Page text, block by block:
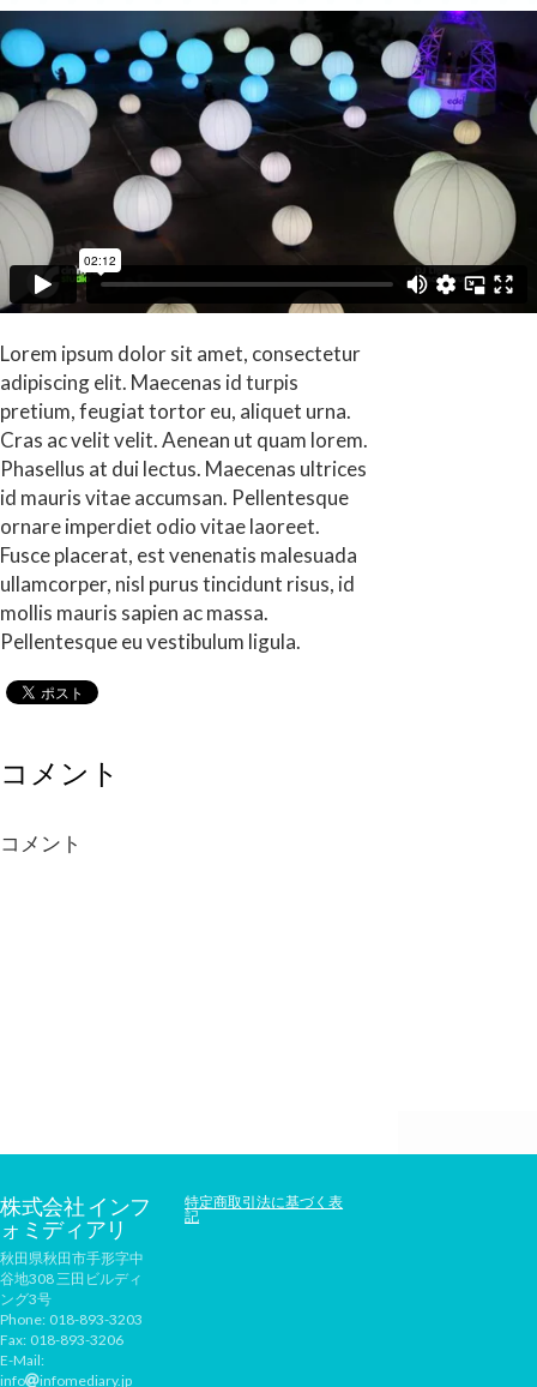
Lorem ipsum dolor sit amet, consectetur
adipiscing elit. Maecenas id turpis
pretium, feugiat tortor eu, aliquet urna.
Cras ac velit velit. Aenean ut quam lorem.
Phasellus at dui lectus. Maecenas ultrices
id mauris vitae accumsan. Pellentesque
ornare imperdiet odio vitae laoreet.
Fusce placerat, est venenatis malesuada
ullamcorper, nisl purus tincidunt risus, id
mollis mauris sapien ac massa.
Pellentesque eu vestibulum ligula.
コメント
コメント
株式会社 インフ
ォミディアリ
秋田県秋田市手形字中
谷地308 三田ビルディ
ング3号
Phone: 018-893-3203
Fax: 018-893-3206
E-Mail:
info
infomediary.jp
特定商取引法に基づく表
記